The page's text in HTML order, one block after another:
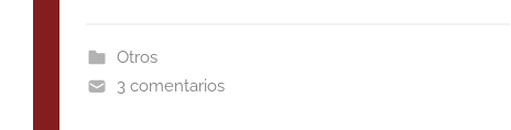
Otros
3 comentarios